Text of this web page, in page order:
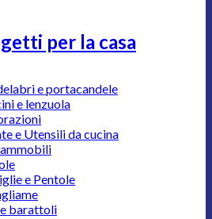
per la casa
e portacandele
e lenzuola
e Utensili da cucina
e Pentole
barattoli